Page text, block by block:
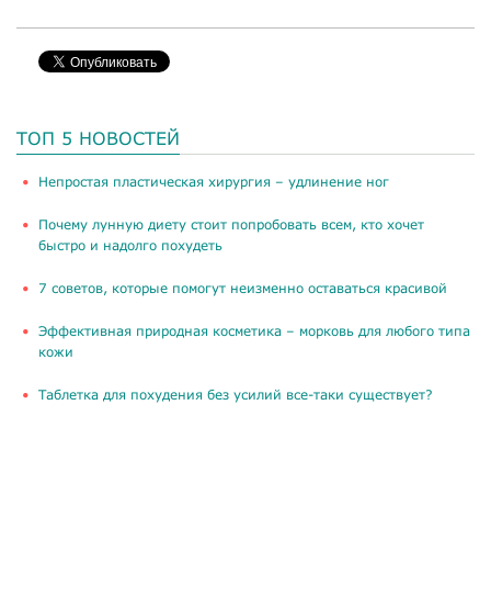
ТОП 5 НОВОСТЕЙ
​Непростая пластическая хирургия – удлинение ног
Почему лунную диету стоит попробовать всем, кто хочет
быстро и надолго похудеть
​7 советов, которые помогут неизменно оставаться красивой
​Эффективная природная косметика – морковь для любого типа
кожи
Таблетка для похудения без усилий все-таки существует?